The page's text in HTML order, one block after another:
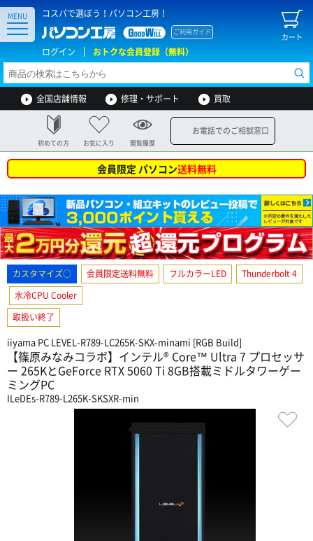
コスパで選ぼう！パソコン工房！
カート
ご利用ガイド
ログイン おトクな会員登録（無料）
MENU
全国店舗情報 修理・サポート 買取
初めての方 お気に入り 閲覧履歴
お電話でのご相談窓口
会員限定 パソコン送料無料
カスタマイズ○ 会員限定送料無料 フルカラーLED
Thunderbolt 4
水冷CPU Cooler
取扱い終了
iiyama PC LEVEL-R789-LC265K-SKX-minami [RGB Build]
【篠原みなみコラボ】インテル® Core™ Ultra 7 プロセッサ
ー 265KとGeForce RTX 5060 Ti 8GB搭載ミドルタワーゲー
ミングPC
ILeDEs-R789-L265K-SKSXR-min